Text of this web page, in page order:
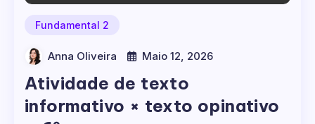
Fundamental 2
Anna Oliveira Maio 12, 2026
Atividade de texto
informativo × texto opinativo